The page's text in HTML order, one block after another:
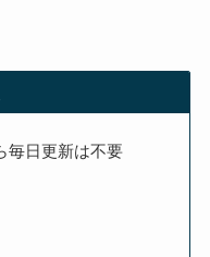
毎日更新は不要